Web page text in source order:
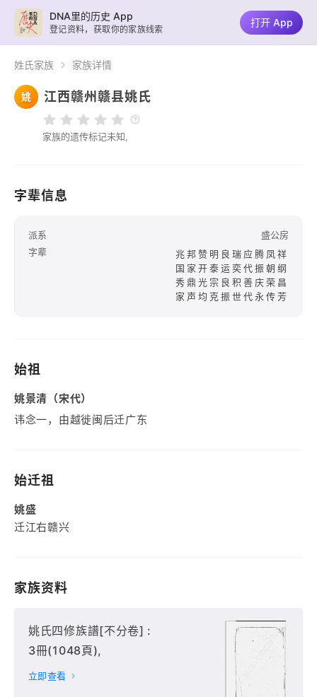
姓氏家族 家族详情
姚 江西赣州赣县姚氏
家族的遗传标记未知,
字辈信息
派系
盛公房
字辈
兆邦赞明良瑞应腾凤祥
国家开泰运奕代振朝纲
秀鼎光宗良积善庆荣昌
家声均克振世代永传芳
始祖
姚景清（宋代）
讳念一，由越徙闽后迁广东
始迁祖
姚盛
迁江右赣兴
家族资料
姚氏四修族譜[不分卷] :
3冊(1048頁),
立即查看
DNA里的历史 App
登记资料，获取你的家族线索
打开 App